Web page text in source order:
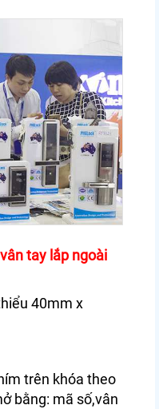
tay lắp ngoài
40mm x
trên khóa theo
bằng: mã số,vân